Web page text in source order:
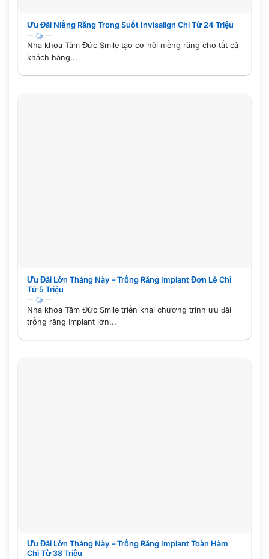
Ưu Đãi Niềng Răng Trong Suốt Invisalign Chỉ Từ 24 Triệu
Nha khoa Tâm Đức Smile tạo cơ hội niềng răng cho tất cả
khách hàng...
Ưu Đãi Lớn Tháng Này – Trồng Răng Implant Đơn Lẻ Chỉ
Từ 5 Triệu
Nha khoa Tâm Đức Smile triển khai chương trình ưu đãi
trồng răng Implant lớn...
Ưu Đãi Lớn Tháng Này – Trồng Răng Implant Toàn Hàm
Chỉ Từ 38 Triệu